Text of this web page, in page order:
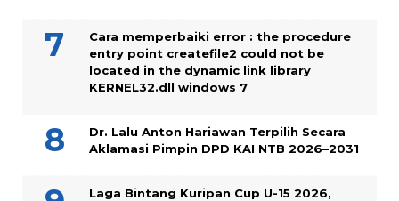
Cara memperbaiki error : the procedure
entry point createfile2 could not be
located in the dynamic link library
KERNEL32.dll windows 7
Dr. Lalu Anton Hariawan Terpilih Secara
Aklamasi Pimpin DPD KAI NTB 2026–2031
Laga Bintang Kuripan Cup U-15 2026,